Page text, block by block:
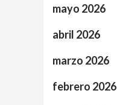
mayo 2026
abril 2026
marzo 2026
febrero 2026